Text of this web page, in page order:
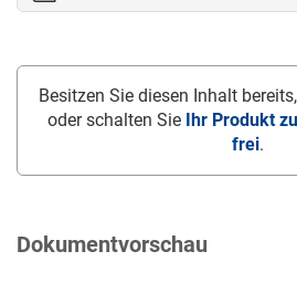
Besitzen Sie diesen Inhalt bereits,
oder schalten Sie Ihr Produkt
frei.
Dokumentvorschau